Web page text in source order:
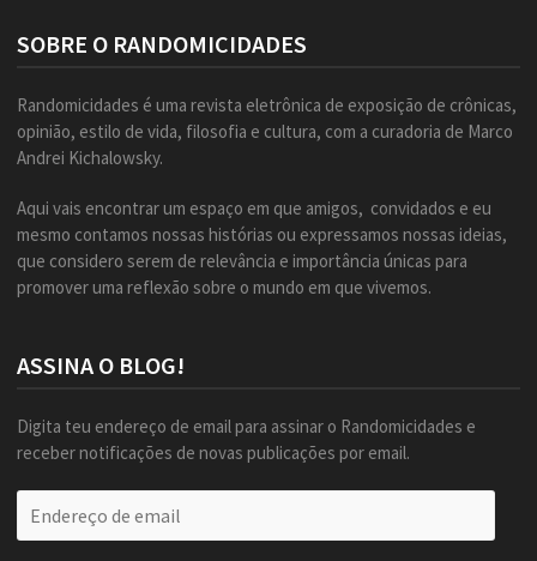
SOBRE O RANDOMICIDADES
Randomicidades é uma revista eletrônica de exposição de crônicas,
opinião, estilo de vida, filosofia e cultura, com a curadoria de Marco
Andrei Kichalowsky.
Aqui vais encontrar um espaço em que amigos, convidados e eu
mesmo contamos nossas histórias ou expressamos nossas ideias,
que considero serem de relevância e importância únicas para
promover uma reflexão sobre o mundo em que vivemos.
ASSINA O BLOG!
Digita teu endereço de email para assinar o Randomicidades e
receber notificações de novas publicações por email.
de